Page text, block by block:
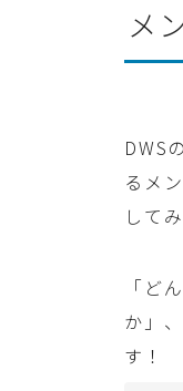
メ
DWS
るメ
して
「ど
か」
す！